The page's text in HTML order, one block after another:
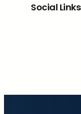
Social Links